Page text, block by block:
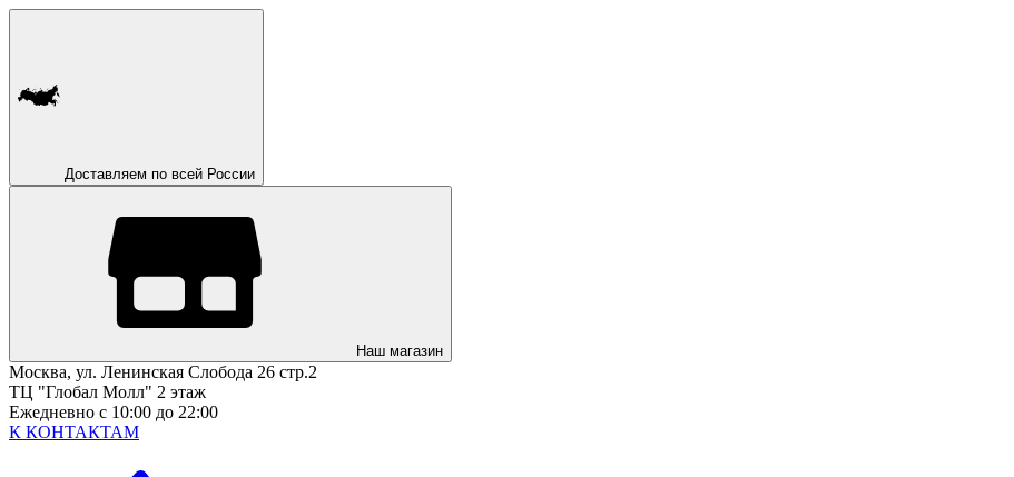
Доставляем по всей России
Наш магазин
Москва, ул. Ленинская Слобода 26 стр.2
ТЦ "Глобал Молл" 2 этаж
Ежедневно с 10:00 до 22:00
К КОНТАКТАМ